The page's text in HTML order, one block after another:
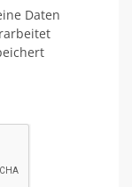
Daten